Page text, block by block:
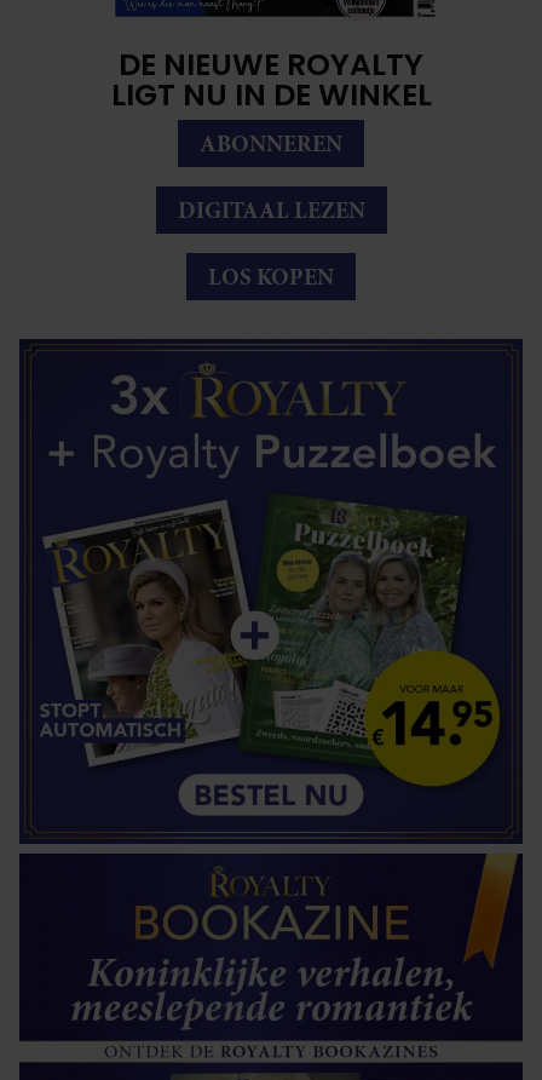
DE NIEUWE ROYALTY
LIGT NU IN DE WINKEL
ABONNEREN
DIGITAAL LEZEN
LOS KOPEN